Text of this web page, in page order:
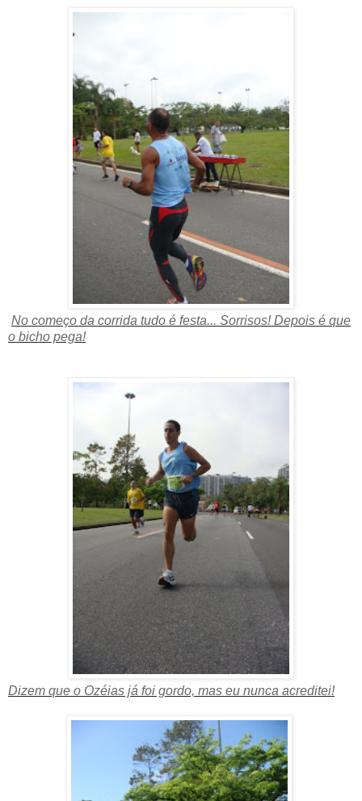
No começo da corrida tudo é festa... Sorrisos! Depois é que
o bicho pega!
Dizem que o Ozéias já foi gordo, mas eu nunca acreditei!